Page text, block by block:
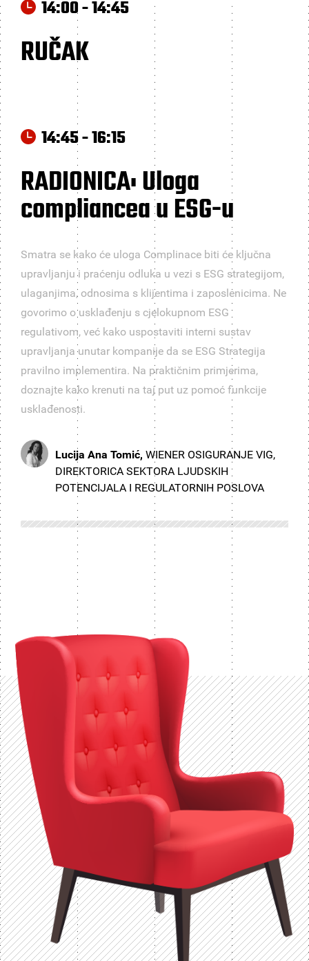
14:00 - 14:45
RUČAK
14:45 - 16:15
RADIONICA: Uloga
compliancea u ESG-u
Smatra se kako će uloga Complinace biti će ključna
upravljanju i praćenju odluka u vezi s ESG strategijom,
ulaganjima, odnosima s klijentima i zaposlenicima. Ne
govorimo o usklađenju s cjelokupnom ESG
regulativom, već kako uspostaviti interni sustav
upravljanja unutar kompanije da se ESG Strategija
pravilno implementira. Na praktičnim primjerima,
doznajte kako krenuti na taj put uz pomoć funkcije
usklađenosti.
Lucija Ana Tomić, WIENER OSIGURANJE VIG,
DIREKTORICA SEKTORA LJUDSKIH
POTENCIJALA I REGULATORNIH POSLOVA